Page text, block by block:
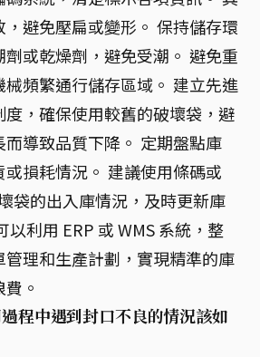
避免壓扁或變形。 保持儲存環
或乾燥劑，避免受潮。 避免重
頻繁通行儲存區域。 建立先進
，確保使用較舊的破壞袋，避
導致品質下降。 定期盤點庫
損耗情況。 建議使用條碼或
袋的出入庫情況，及時更新庫
以利用 ERP 或 WMS 系統，整
理和生產計劃，實現精準的庫
。
程中遇到封口不良的情況該如